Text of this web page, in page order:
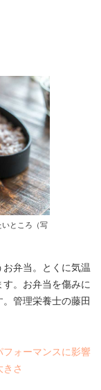
ところ（写
弁当。とくに気温
。お弁当を傷みに
管理栄養士の藤田
ォーマンスに影響
さ